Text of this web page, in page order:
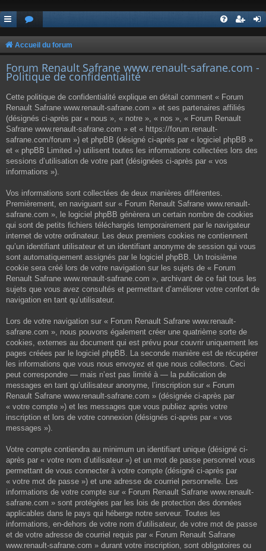
Accueil du forum
Forum Renault Safrane www.renault-safrane.com -
Politique de confidentialité
Cette politique de confidentialité explique en détail comment « Forum
Renault Safrane www.renault-safrane.com » et ses partenaires affiliés
(désignés ci-après par « nous », « notre », « nos », « Forum Renault
Safrane www.renault-safrane.com » et « https://forum.renault-
safrane.com/forum ») et phpBB (désigné ci-après par « logiciel phpBB »
et « phpBB Limited ») utilisent toutes les informations collectées lors des
sessions d’utilisation de votre part (désignées ci-après par « vos
informations »).
Vos informations sont collectées de deux manières différentes.
Premièrement, en naviguant sur « Forum Renault Safrane www.renault-
safrane.com », le logiciel phpBB génèrera un certain nombre de cookies
qui sont de petits fichiers téléchargés temporairement par le navigateur
internet de votre ordinateur. Les deux premiers cookies ne contiennent
qu’un identifiant utilisateur et un identifiant anonyme de session qui vous
sont automatiquement assignés par le logiciel phpBB. Un troisième
cookie sera créé lors de votre navigation sur les sujets de « Forum
Renault Safrane www.renault-safrane.com », archivant de ce fait tous les
sujets que vous avez consultés et permettant d’améliorer votre confort de
navigation en tant qu’utilisateur.
Lors de votre navigation sur « Forum Renault Safrane www.renault-
safrane.com », nous pouvons également créer une quatrième sorte de
cookies, externes au document qui est prévu pour couvrir uniquement les
pages créées par le logiciel phpBB. La seconde manière est de récupérer
les informations que vous nous envoyez et que nous collectons. Ceci
peut correspondre — mais n’est pas limité à — la publication de
messages en tant qu’utilisateur anonyme, l’inscription sur « Forum
Renault Safrane www.renault-safrane.com » (désignée ci-après par
« votre compte ») et les messages que vous publiez après votre
inscription et lors de votre connexion (désignés ci-après par « vos
messages »).
Votre compte contiendra au minimum un identifiant unique (désigné ci-
après par « votre nom d’utilisateur ») et un mot de passe personnel vous
permettant de vous connecter à votre compte (désigné ci-après par
« votre mot de passe ») et une adresse de courriel personnelle. Les
informations de votre compte sur « Forum Renault Safrane www.renault-
safrane.com » sont protégées par les lois de protection des données
applicables dans le pays qui héberge notre serveur. Toutes les
informations, en-dehors de votre nom d’utilisateur, de votre mot de passe
et de votre adresse de courriel requis par « Forum Renault Safrane
www.renault-safrane.com » durant votre inscription, sont obligatoires ou